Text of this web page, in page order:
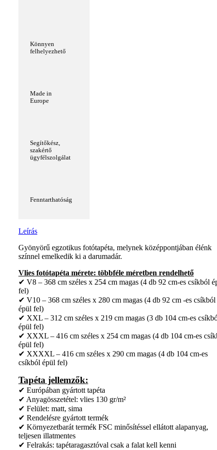
Könnyen
felhelyezhető
Made in
Europe
Segítőkész,
szakértő
ügyfélszolgálat
Fenntarthatóság
Leírás
Gyönyörű egzotikus fotótapéta, melynek középpontjában élénk
színnel emelkedik ki a darumadár.
Vlies fotótapéta mérete: többféle méretben rendelhető
✔ V8 – 368 cm széles x 254 cm magas (4 db 92 cm-es csíkból
fel)
✔ V10 – 368 cm széles x 280 cm magas (4 db 92 cm -es csíkból
épül fel)
✔ XXL – 312 cm széles x 219 cm magas (3 db 104 cm-es
épül fel)
✔ XXXL – 416 cm széles x 254 cm magas (4 db 104 cm-es
épül fel)
✔ XXXXL – 416 cm széles x 290 cm magas (4 db 104 cm-es
csíkból épül fel)
Tapéta jellemzők:
✔ Európában gyártott tapéta
✔ Anyagösszetétel: vlies 130 gr/m²
✔ Felület: matt, sima
✔ Rendelésre gyártott termék
✔ Környezetbarát termék FSC minősítéssel ellátott alapanyag,
teljesen illatmentes
✔ Felrakás: tapétaragasztóval csak a falat kell kenni